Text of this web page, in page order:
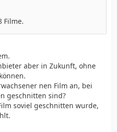
Filme.
aber in Zukunft, ohne
nen Film an, bei
geschnitten sind?
soviel geschnitten wurde,